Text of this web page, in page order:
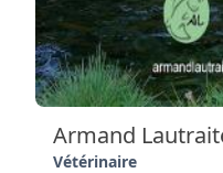
Des vétérinaires très
chaleureux. Nous y
et notre dernier
notre écoute et on un
top. Je recommande
Armand
Vétérinaire